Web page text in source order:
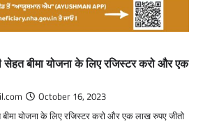
सेहत बीमा योजना के लिए रजिस्टर करो और एक
October 16, 2023
योजना के लिए रजिस्टर करो और एक लाख रुपए जीतो